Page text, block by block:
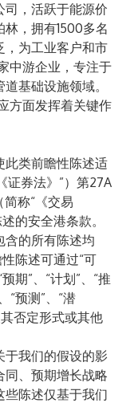
司，活跃于能源价
，拥有1500多名
，为工业客户和市
中游企业，专注于
基础设施领域。
方面发挥着关键作
此类前瞻性陈述适
证券法》”）第27A
称“《交易
的安全港条款。
含的所有陈述均
陈述可通过“可
期”、“计划”、“推
“预测”、“潜
其否定形式或其他
于我们的假设的影
同、预期增长战略
些陈述仅基于我们